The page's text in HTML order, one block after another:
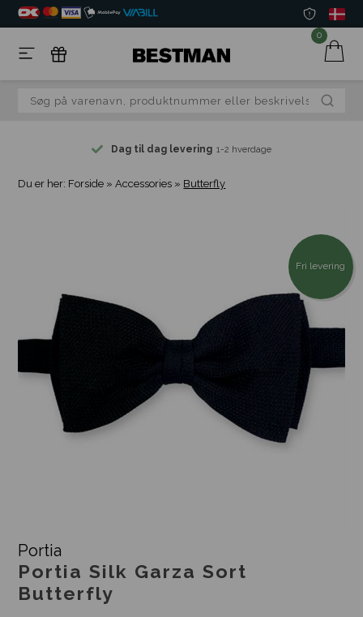
0
Dag til dag levering 1-2 hverdage
Du er her: Forside »Accessories » Butterfly
Fri levering
Portia
Portia Silk Garza Sort
Butterfly